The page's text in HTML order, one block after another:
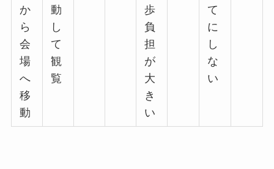
か
ら
会
場
へ
移
動
動
し
て
観
覧
歩
負
担
が
大
き
い
て
に
し
な
い